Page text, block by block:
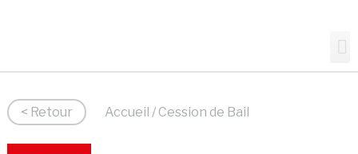
< Retour Accueil / Cession de Bail